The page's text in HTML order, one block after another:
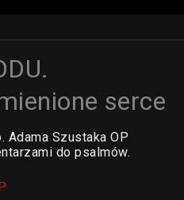
serce
Adama Szustaka OP
do psalmów.